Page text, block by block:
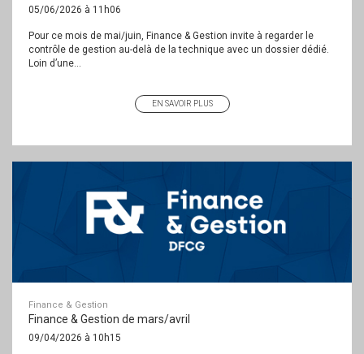
05/06/2026 à 11h06
Pour ce mois de mai/juin, Finance & Gestion invite à regarder le
contrôle de gestion au-delà de la technique avec un dossier dédié.
Loin d’une...
EN SAVOIR PLUS
Finance & Gestion
Finance & Gestion de mars/avril
09/04/2026 à 10h15